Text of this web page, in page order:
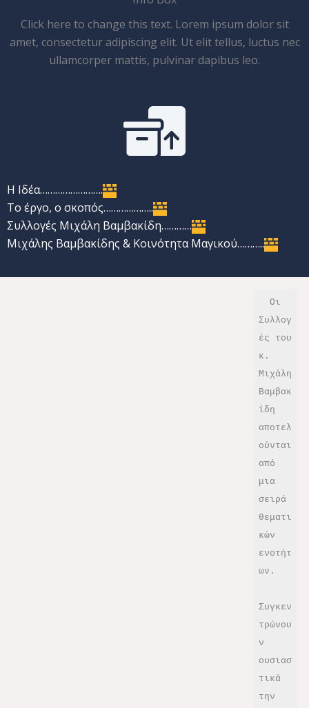
Click here to change this text. Lorem ipsum dolor sit
amet, consectetur adipiscing elit. Ut elit tellus, luctus nec
ullamcorper mattis, pulvinar dapibus leo.
Η Ιδέα…………………….
Το έργο, ο σκοπός………………..
Συλλογές Μιχάλη Βαμβακίδη…………
Μιχάλης Βαμβακίδης & Κοινότητα Μαγικού………..
  Οι
Συλλογ
ές του
κ.
Μιχάλη
Βαμβακ
ίδη
αποτελ
ούνται
από
μια
σειρά
θεματι
κών
ενοτήτ
ων.
Συγκεν
τρώνου
ν
ουσιασ
τικά
την